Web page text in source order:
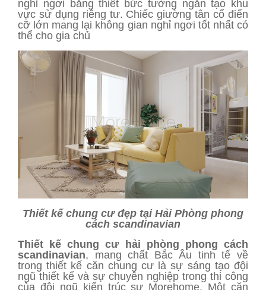
nghỉ ngơi bằng thiết bức tường ngăn tạo khu
vực sử dụng riêng tư. Chiếc giường tân cổ điển
cỡ lớn mang lại không gian nghỉ ngơi tốt nhất có
thể cho gia chủ
Thiết kế chung cư đẹp tại Hải Phòng phong
cách scandinavian
Thiết kế chung cư hải phòng phong cách
scandinavian, mang chất Bắc Âu tinh tế về
trong thiết kế căn chung cư là sự sáng tạo đội
ngũ thiết kế và sự chuyên nghiệp trong thi công
của đội ngũ kiến trúc sư Morehome. Một căn